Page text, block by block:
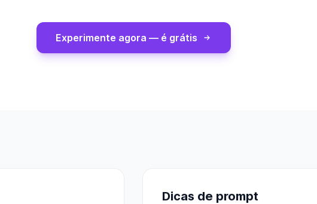
Experimente agora — é grátis
Dicas de prompt